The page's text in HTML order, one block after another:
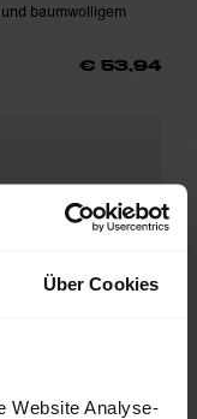
Über Cookies
Website Analyse-
baumwolligem
€ 53,94